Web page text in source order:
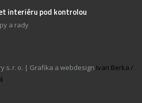
interiéru pod kontrolou
a rady
s. r. o. | Grafika a webdesign Ivan Berka /